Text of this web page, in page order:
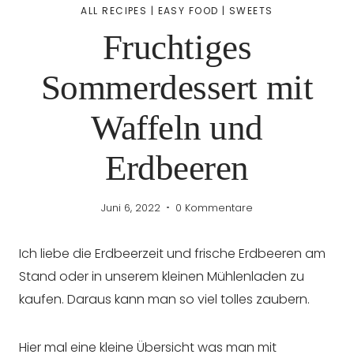
ALL RECIPES | EASY FOOD | SWEETS
Fruchtiges
Sommerdessert mit
Waffeln und
Erdbeeren
Juni 6, 2022 0 Kommentare
Ich liebe die Erdbeerzeit und frische Erdbeeren am
Stand oder in unserem kleinen Mühlenladen zu
kaufen. Daraus kann man so viel tolles zaubern.
Hier mal eine kleine Übersicht was man mit